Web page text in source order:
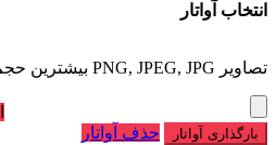
انتخاب آواتار
تصاویر PNG, JPEG, JPG بیشترین حجم مجاز 3 مگابایت
بارگذاری آواتار حذف آواتار